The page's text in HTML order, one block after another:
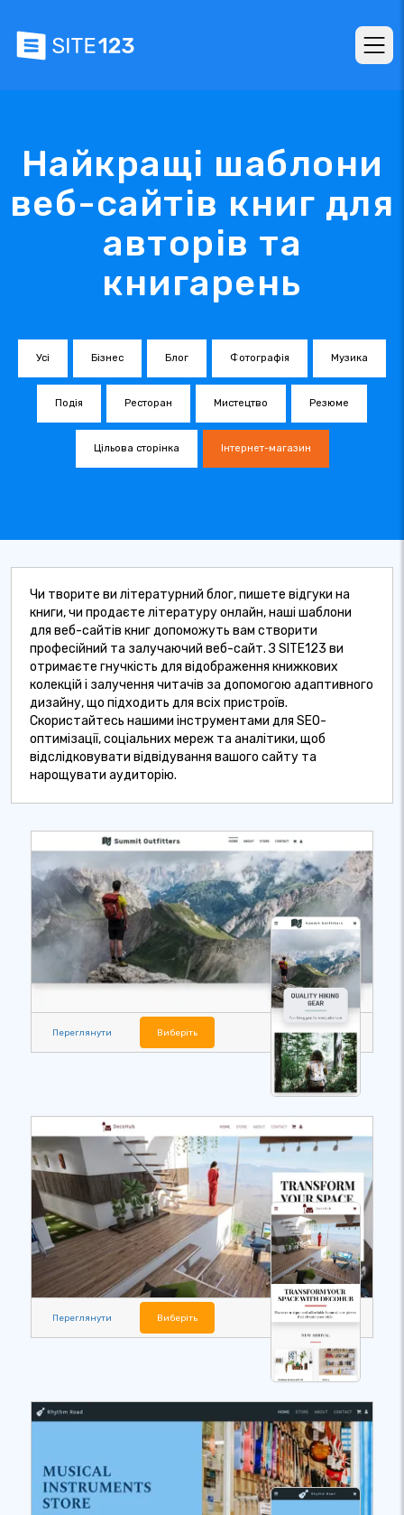
Найкращі шаблони
веб-сайтів книг для
авторів та
книгарень
Усі Бізнес Блог Фотографія Музика
Подія Ресторан Мистецтво Резюме
Цільова сторінка Інтернет-магазин
Чи творите ви літературний блог, пишете відгуки на
книги, чи продаєте літературу онлайн, наші шаблони
для веб-сайтів книг допоможуть вам створити
професійний та залучаючий веб-сайт. З SITE123 ви
отримаєте гнучкість для відображення книжкових
колекцій і залучення читачів за допомогою адаптивного
дизайну, що підходить для всіх пристроїв.
Скористайтесь нашими інструментами для SEO-
оптимізації, соціальних мереж та аналітики, щоб
відслідковувати відвідування вашого сайту та
нарощувати аудиторію.
Переглянути Виберіть
Переглянути Виберіть